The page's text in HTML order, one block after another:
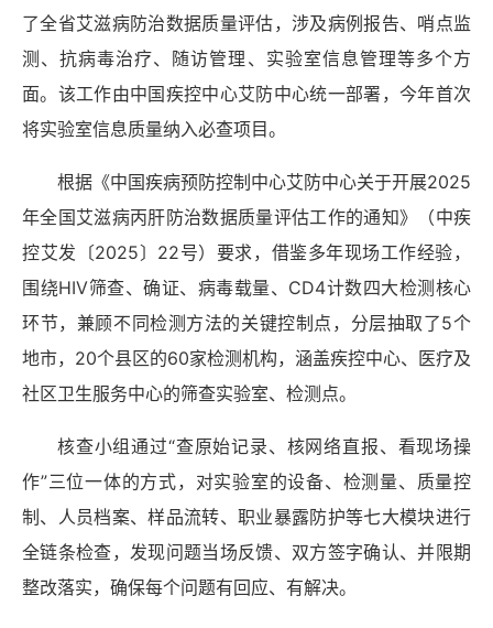
了全省艾滋病防治数据质量评估，涉及病例报告、哨点监
测、抗病毒治疗、随访管理、实验室信息管理等多个方
面。该工作由中国疾控中心艾防中心统一部署，今年首次
将实验室信息质量纳入必查项目。
根据《中国疾病预防控制中心艾防中心关于开展2025
年全国艾滋病丙肝防治数据质量评估工作的通知》（中疾
控艾发〔2025〕22号）要求，借鉴多年现场工作经验，
围绕HIV筛查、确证、病毒载量、CD4计数四大检测核心
环节，兼顾不同检测方法的关键控制点，分层抽取了5个
地市， 20个县区的60家检测机构，涵盖疾控中心、医疗及
社区卫生服务中心的筛查实验室、检测点。
核查小组通过“查原始记录、核网络直报、看现场操
作”三位一体的方式，对实验室的设备、检测量、质量控
制、人员档案、样品流转、职业暴露防护等七大模块进行
全链条检查，发现问题当场反馈、双方签字确认、并限期
整改落实，确保每个问题有回应、有解决。